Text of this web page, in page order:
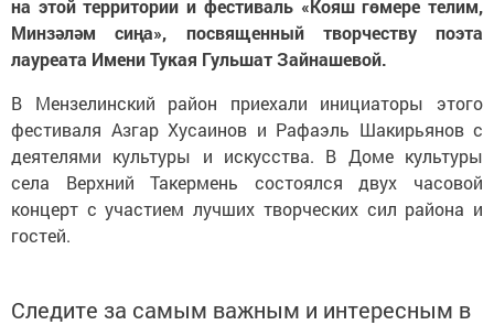
на этой территории и фестиваль «Кояш гөмере телим,
Минзәләм сиңа», посвященный творчеству поэта
лауреата Имени Тукая Гульшат Зайнашевой.
В Мензелинский район приехали инициаторы этого
фестиваля Азгар Хусаинов и Рафаэль Шакирьянов с
деятелями культуры и искусства. В Доме культуры
села Верхний Такермень состоялся двух часовой
концерт с участием лучших творческих сил района и
гостей.
Следите за самым важным и интересным в